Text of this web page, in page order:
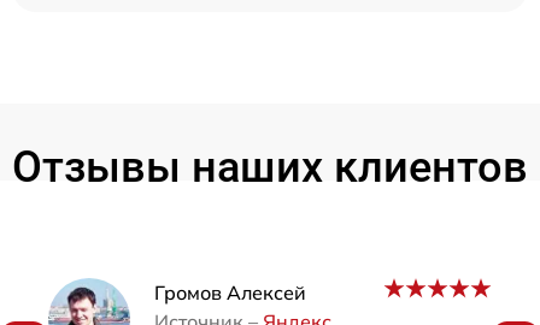
Отзывы наших клиентов
Громов Алексей
Наши мастера